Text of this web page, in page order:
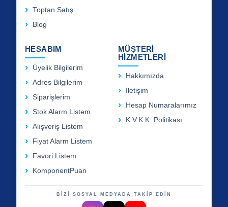
Toptan Satış
Blog
HESABIM
Üyelik Bilgilerim
Adres Bilgilerim
Siparişlerim
Stok Alarm Listem
Alışveriş Listem
Fiyat Alarm Listem
Favori Listem
KomponentPuan
MÜŞTERİ
HİZMETLERİ
Hakkımızda
İletişim
Hesap Numaralarımız
K.V.K.K. Politikası
BİZİ SOSYAL MEDYADA TAKİP EDİN